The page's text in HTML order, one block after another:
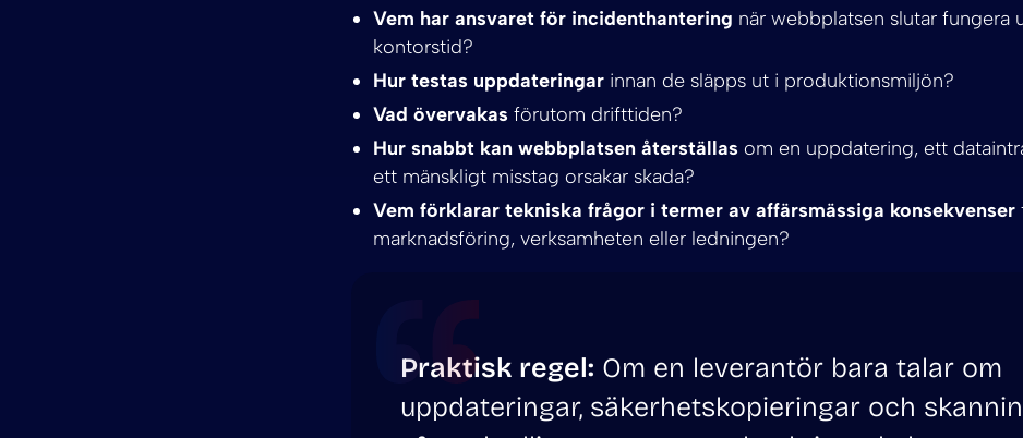
Vem har ansvaret för incidenthantering när webbplatsen slutar fungera
kontorstid?
Hur testas uppdateringar innan de släpps ut i produktionsmiljön?
Vad övervakas förutom drifttiden?
Hur snabbt kan webbplatsen återställas om en uppdatering, ett
ett mänskligt misstag orsakar skada?
Vem förklarar tekniska frågor i termer av affärsmässiga konsekvenser
marknadsföring, verksamheten eller ledningen?
Praktisk regel: Om en leverantör bara talar om
uppdateringar, säkerhetskopieringar och